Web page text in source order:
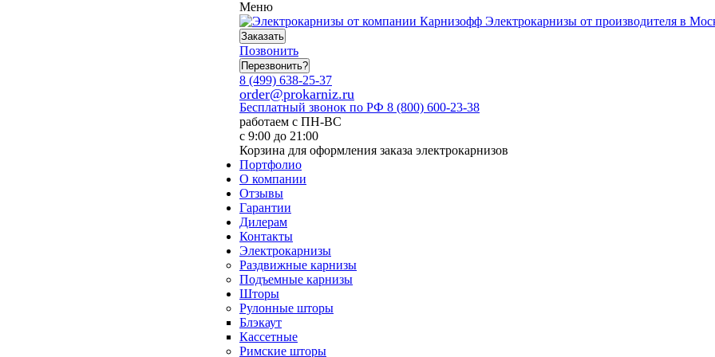
Меню
Электрокарнизы от производителя в
Заказать
Позвонить
Перезвонить?
8 (499) 638-25-37
order@prokarniz.ru
Бесплатный звонок по РФ 8 (800) 600-23-38
работаем с ПН-ВС
с 9:00 до 21:00
Корзина для оформления заказа электрокарнизов
Портфолио
О компании
Отзывы
Гарантии
Дилерам
Контакты
Электрокарнизы
Раздвижные карнизы
Подъемные карнизы
Шторы
Рулонные шторы
Блэкаут
Кассетные
Римские шторы